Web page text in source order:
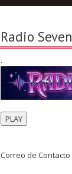
Radio Seven
.
PLAY
Correo de Contacto